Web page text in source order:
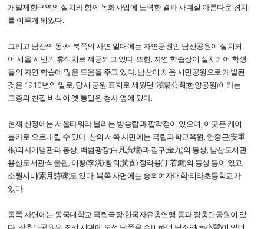
개발제한구역의 설치와 함께 녹화사업에 노력한 결과 사계절 아름다운 경치
를 이루게 되었다.
그리고 남산의 동·서·북쪽의 사면 일대에는 자연공원인 남산공원이 설치되
어 서울 시민의 휴식처로 제공되고 있다. 또한, 자연 학습장이 설치되어 학생
들의 자연 학습에 많은 도움을 주고 있다. 남산이 처음 시민공원으로 개발된
것은 1910년의 일로, 당시 공원 표지로 세웠던 ‘漢陽公園(한양공원)’이라는
고종의 친필 비석이 옛 통일원 청사 옆에 있다.
현재 산정에는 서울타워라 불리는 방송탑과 팔각정이 있으며, 이곳은 케이
블카로 오르내릴 수 있다. 산의 서쪽 사면에는 국립과학교육원, 안중근(安重
根)의사기념관과 동상, 백범광장(白凡廣場)과 김구(金九)의 동상, 남산도서관·
용산도서관·식물원, 이황(李滉)·황희(黃喜)·정약용(丁若鏞)의 동상 등이 있고,
소월시비(素月詩碑)도 있다. 북쪽 사면에는 숭의여자대학·리라초등학교가
있다.
동쪽 사면에는 동국대학교·국립극장·한국자유총연맹 등과 장충단공원이 있